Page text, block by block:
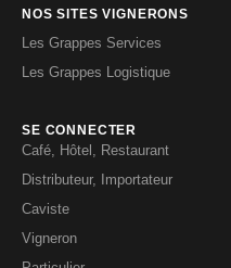
NOS SITES VIGNERONS
Les Grappes Services
Les Grappes Logistique
SE CONNECTER
Café, Hôtel, Restaurant
Distributeur, Importateur
Caviste
Vigneron